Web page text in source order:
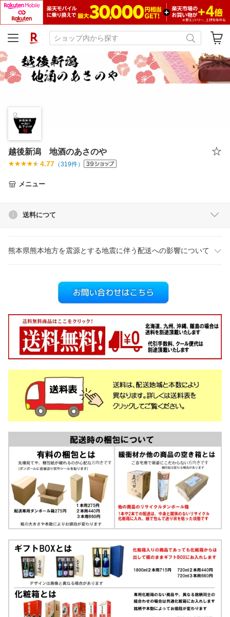
越後新潟 地酒のあさのや
4.77 （319件）
メニュー
送料につて
熊本県熊本地方を震源とする地震に伴う配送への影響について